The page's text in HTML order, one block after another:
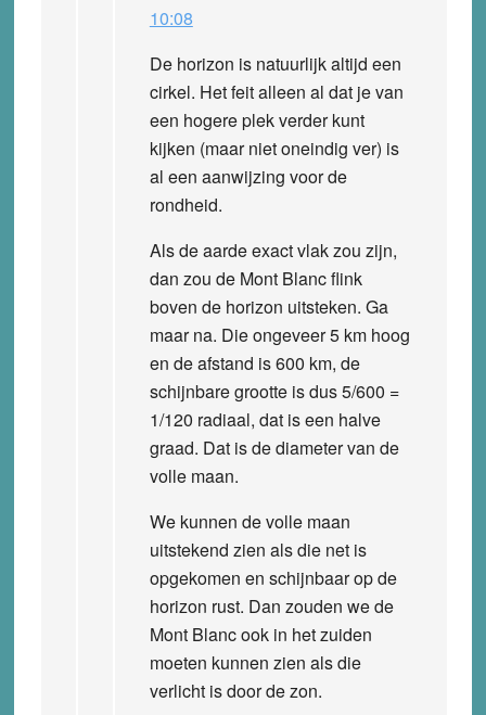
10:08
De horizon is natuurlijk altijd een
cirkel. Het feit alleen al dat je van
een hogere plek verder kunt
kijken (maar niet oneindig ver) is
al een aanwijzing voor de
rondheid.
Als de aarde exact vlak zou zijn,
dan zou de Mont Blanc flink
boven de horizon uitsteken. Ga
maar na. Die ongeveer 5 km hoog
en de afstand is 600 km, de
schijnbare grootte is dus 5/600 =
1/120 radiaal, dat is een halve
graad. Dat is de diameter van de
volle maan.
We kunnen de volle maan
uitstekend zien als die net is
opgekomen en schijnbaar op de
horizon rust. Dan zouden we de
Mont Blanc ook in het zuiden
moeten kunnen zien als die
verlicht is door de zon.